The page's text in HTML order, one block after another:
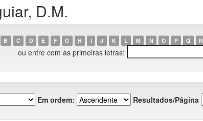
D.M.
B C D E F G H I J K L M N O P Q R
ou entre com as primeiras letras:
Em ordem: Resultados/Página